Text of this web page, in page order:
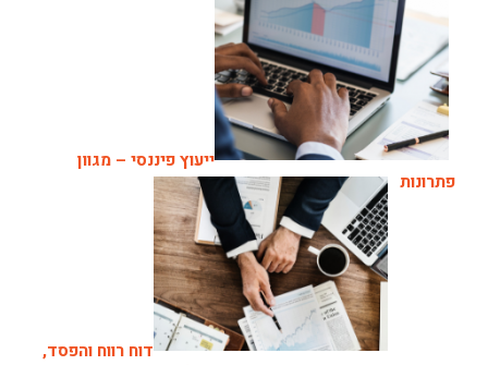
ייעוץ פיננסי – מגוון
פתרונות
דוח רווח והפסד,